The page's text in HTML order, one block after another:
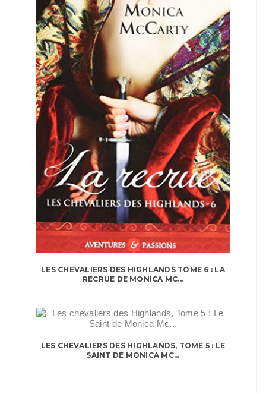
LES CHEVALIERS DES HIGHLANDS TOME 6 : LA
RECRUE DE MONICA MC...
LES CHEVALIERS DES HIGHLANDS, TOME 5 : LE
SAINT DE MONICA MC...